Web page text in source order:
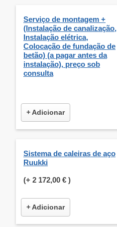
Serviço de montagem +
(Instalação de canalização,
Instalação elétrica,
Colocação de fundação de
betão) (a pagar antes da
instalação), preço sob
consulta
+ Adicionar
Sistema de caleiras de aço
Ruukki
(+ 2 172,00 € )
+ Adicionar